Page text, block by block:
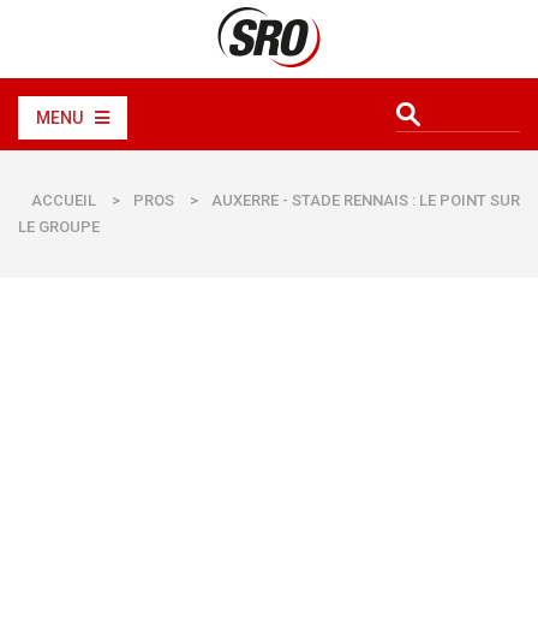
MENU
ACCUEIL > PROS >
AUXERRE - STADE RENNAIS : LE POINT SUR
LE GROUPE